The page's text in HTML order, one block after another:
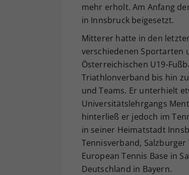
mehr erholt. Am Anfang
in Innsbruck beigesetzt.
Mitterer hatte in den
verschiedenen Sportarten
Österreichischen U19-
Triathlonverband bis hin
und Teams. Er unterhielt
Universitätslehrgangs
hinterließ er jedoch im
in seiner Heimatstadt
Tennisverband,
European Tennis Base in
Deutschland in Bayern.